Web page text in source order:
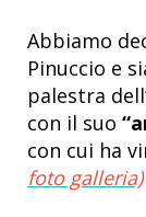
Abbiamo
Pinuccio e
palestra
con il suo
con cui ha
foto galleria)